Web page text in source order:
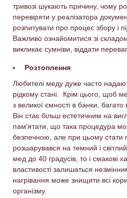
тривозі шукають причину, чому
перевіряти у реалізатора
розпитувати про процес збору і
Важливо ознайомитися зі
викликає сумніви, віддати
Розтоплення
Любителі меду дуже часто
рідкому стані. Крім цього, щоб
з великої ємності в банки, багато
Він стає більш естетичним на
пам'ятати, що така процедура
безпечною, але при цьому
розшарувався на темний і
мед до 40 градусів, то і смакові
властивості залишаться
нагрівання може знищити всі
організму.